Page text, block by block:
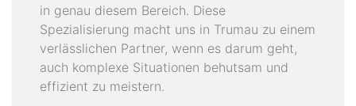
in genau diesem Bereich. Diese
Spezialisierung macht uns in Trumau zu einem
verlässlichen Partner, wenn es darum geht,
auch komplexe Situationen behutsam und
effizient zu meistern.